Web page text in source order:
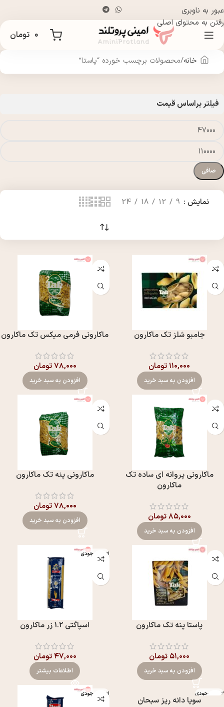
عبور به ناوبری
رفتن به محتوای اصلی
۰ تومان
خانه محصولات برچسب خورده “پاستا”
فیلتر براساس قیمت
صافی
نمایش 9
12
18
24
جامبو شلز تک ماکارون
۱۱۰,۰۰۰تومان
افزودن به سبد خرید
ماکارونی فرمی میکس تک ماکارون
۷۸,۰۰۰تومان
افزودن به سبد خرید
ماکارونی پروانه ای ساده تک
ماکارون
۸۵,۰۰۰تومان
افزودن به سبد خرید
ماکارونی پنه تک ماکارون
۷۸,۰۰۰تومان
افزودن به سبد خرید
پاستا پنه تک ماکارون
۵۱,۰۰۰ تومان
افزودن به سبد خرید
اتمام موجودی
اسپاگتی 1.2 زر ماکارون
۴۷,۰۰۰تومان
اطلاعات بیشتر
اتمام موجودی
سویا دانه ریز سبحان
اتمام موجودی